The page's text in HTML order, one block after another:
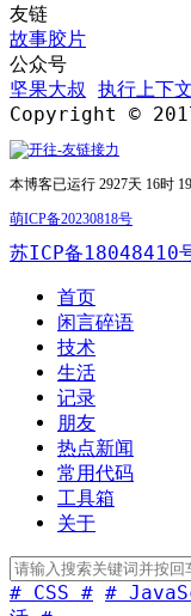
友链
故事胶片
公众号
坚果大叔 执行上下文
Copyright ©
本博客已运行 2927天 16时
萌ICP备20230818号
苏ICP备18048410
首页
闲言碎语
技术
生活
记录
朋友
热点新闻
常用代码
工具箱
关于
# CSS # #